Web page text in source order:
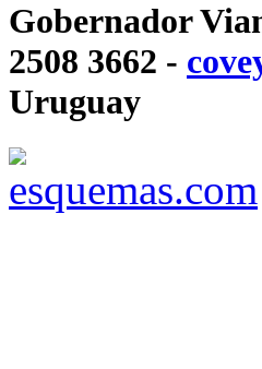
Gobernador
2508 3662 -
Uruguay